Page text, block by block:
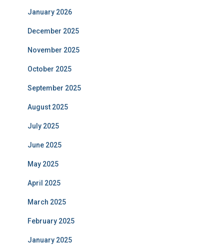
January 2026
December 2025
November 2025
October 2025
September 2025
August 2025
July 2025
June 2025
May 2025
April 2025
March 2025
February 2025
January 2025